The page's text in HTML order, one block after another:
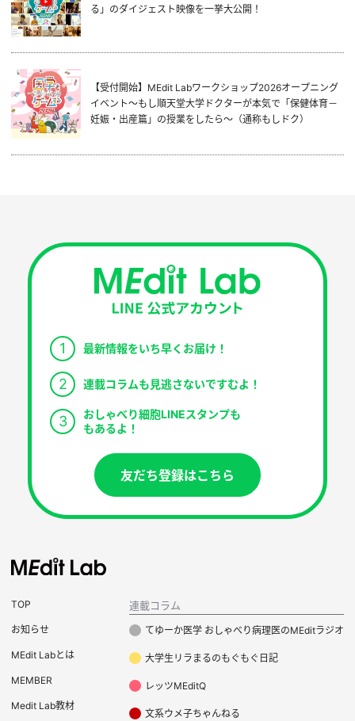
る」のダイジェスト映像を一挙大公開！
【受付開始】MEdit Labワークショップ2026オープニング
イベント～もし順天堂大学ドクターが本気で「保健体育－
妊娠・出産篇」の授業をしたら～（通称もしドク）
TOP
お知らせ
MEdit Labとは
MEMBER
Medit Lab教材
連載コラム
てゆーか医学 おしゃべり病理医のMEditラジオ
大学生リラまるのもぐもぐ日記
レッツMEditQ
文系ウメ子ちゃんねる
1 最新情報をいち早くお届け！
2 連載コラムも見逃さないですむよ！
3
おしゃべり細胞LINEスタンプも
もあるよ！
友だち登録はこちら